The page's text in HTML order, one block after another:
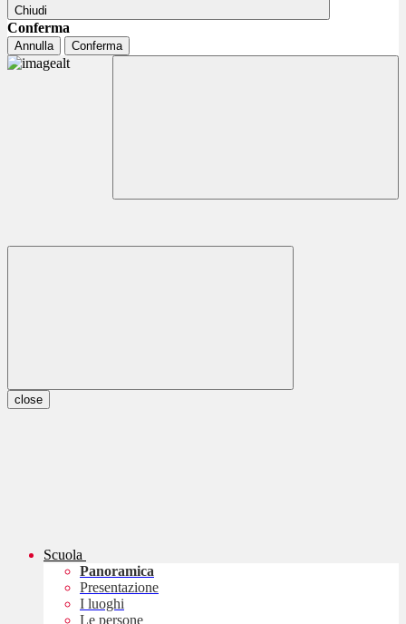
Chiudi
Conferma
Annulla Conferma
close
Scuola
Panoramica
Presentazione
I luoghi
Le persone